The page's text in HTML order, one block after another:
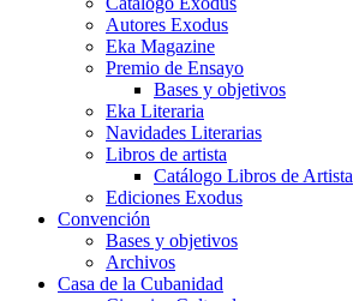
Autores Exodus
Eka Magazine
Premio de Ensayo
Bases y objetivos
Eka Literaria
Navidades Literarias
Libros de artista
Catálogo Libros de Artista
Ediciones Exodus
Convención
Bases y objetivos
Archivos
Casa de la Cubanidad